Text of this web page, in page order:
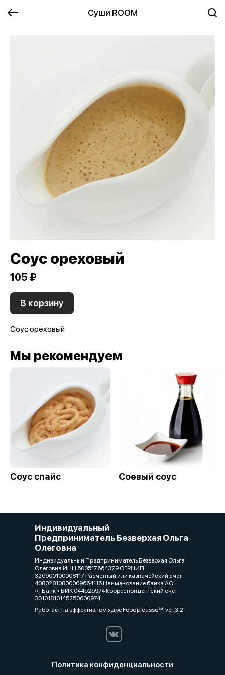
Суши ROOM
Соус ореховый
105 ₽
В корзину
Соус ореховый
Мы рекомендуем
Соус спайс Соевый соус
Индивидуальный
Предприниматель Безверхая Ольга
Олеговна
Индивидуальный Предприниматель Безверхая Ольга
Олеговна ИНН 500517664379 ОГРНИП
326900100008117 Расчетный или казначейский счет
40802810800009664116 Наименование банка АО
«ТБанк» БИК 044525974 Корреспондентский счет
30101810145250000974
Работает на эффективном ядреFoodpicássover. 3.2
Политика конфиденциальности